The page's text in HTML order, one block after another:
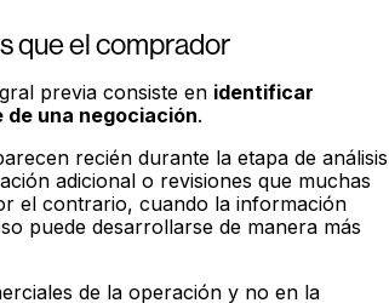
que el comprador
previa consiste en identificar
una negociación.
recién durante la etapa de análisis
adicional o revisiones que muchas
el contrario, cuando la información
puede desarrollarse de manera más
de la operación y no en la